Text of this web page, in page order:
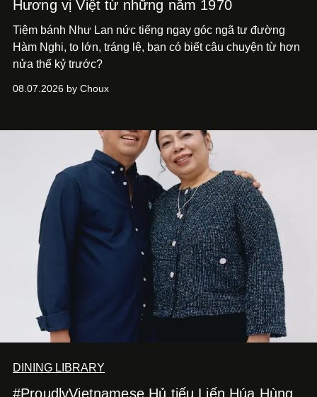
Hương vị Việt từ những năm 1970
Tiệm bánh Như Lan nức tiếng ngay góc ngã tư đường
Hàm Nghi, to lớn, tráng lệ, bạn có biết câu chuyện từ hơn
nửa thế kỷ trước?
08.07.2026 by Choux
DINING LIBRARY
#ProudlyVietnamese Hủ tiếu Liến Húa Hùng